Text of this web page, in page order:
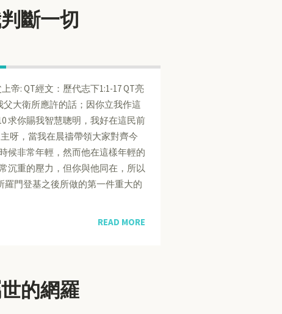
斷一切
帝: QT經文：歷代志下1:1-17 QT亮
大衛所應許的話；因你立我作這
求你賜我智慧聰明，我好在這民前
呀，當我在晨禱帶領大家對齊今
候非常年輕，然而他在這樣年輕的
沉重的壓力，但你與他同在，所以
門登基之後所做的第一件重大的
READ MORE
的網羅